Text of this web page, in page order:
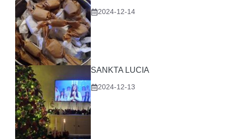
2024-12-14
SANKTA LUCIA
2024-12-13